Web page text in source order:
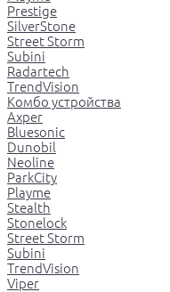
Prestige
SilverStone
Street Storm
Subini
Radartech
TrendVision
Комбо устройства
Axper
Bluesonic
Dunobil
Neoline
ParkCity
Playme
Stealth
Stonelock
Street Storm
Subini
TrendVision
Viper